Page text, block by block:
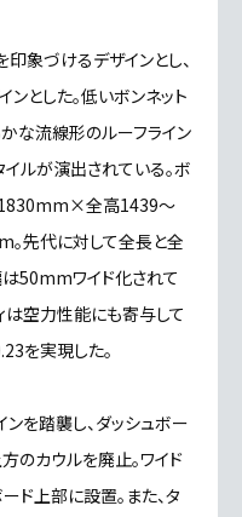
象づけるデザインとし、
とした。低いボンネット
かな流線形のルーフライン
ルが演出されている。ボ
全高1439～
先代に対して全長と全
50mmワイド化されて
は空力性能にも寄与して
を実現した。
を踏襲し、ダッシュボー
のカウルを廃止。ワイド
ド上部に設置。また、タ